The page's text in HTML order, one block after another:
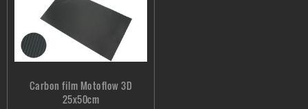
Carbon film Motoflow 3D
25x50cm